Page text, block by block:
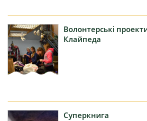
Волонтерські
Клайпеда
Суперкнига